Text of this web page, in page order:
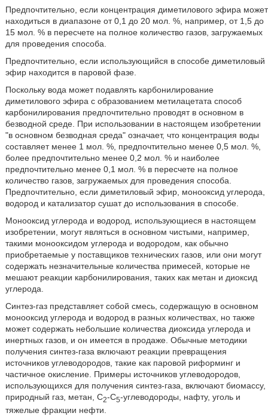
Предпочтительно, если концентрация диметилового эфира может
находиться в диапазоне от 0,1 до 20 мол. %, например, от 1,5 до
15 мол. % в пересчете на полное количество газов, загружаемых
для проведения способа.
Предпочтительно, если использующийся в способе диметиловый
эфир находится в паровой фазе.
Поскольку вода может подавлять карбонилирование
диметилового эфира с образованием метилацетата способ
карбонилирования предпочтительно проводят в основном в
безводной среде. При использовании в настоящем изобретении
"в основном безводная среда" означает, что концентрация воды
составляет менее 1 мол. %, предпочтительно менее 0,5 мол. %,
более предпочтительно менее 0,2 мол. % и наиболее
предпочтительно менее 0,1 мол. % в пересчете на полное
количество газов, загружаемых для проведения способа.
Предпочтительно, если диметиловый эфир, монооксид углерода,
водород и катализатор сушат до использования в способе.
Монооксид углерода и водород, использующиеся в настоящем
изобретении, могут являться в основном чистыми, например,
такими монооксидом углерода и водородом, как обычно
приобретаемые у поставщиков технических газов, или они могут
содержать незначительные количества примесей, которые не
мешают реакции карбонилирования, таких как метан и диоксид
углерода.
Синтез-газ представляет собой смесь, содержащую в основном
монооксид углерода и водород в разных количествах, но также
может содержать небольшие количества диоксида углерода и
инертных газов, и он имеется в продаже. Обычные методики
получения синтез-газа включают реакции превращения
источников углеводородов, такие как паровой риформинг и
частичное окисление. Примеры источников углеводородов,
использующихся для получения синтез-газа, включают биомассу,
природный газ, метан, С2-С5-углеводороды, нафту, уголь и
тяжелые фракции нефти.